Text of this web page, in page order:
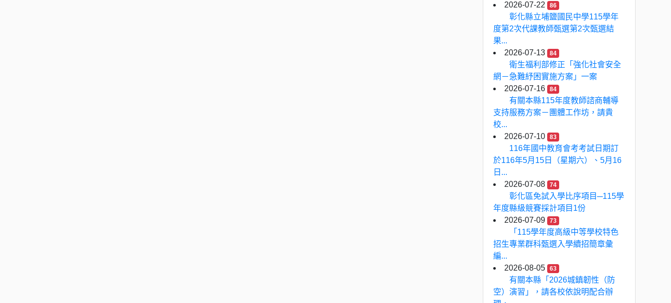
2026-07-22
86
彰化縣立埔鹽國民中學115學年
度第2次代課教師甄選第2次甄選結
果...
2026-07-13
84
衛生福利部修正「強化社會安全
網－急難紓困實施方案」一案
2026-07-16
84
有關本縣115年度教師諮商輔導
支持服務方案－團體工作坊，請貴
校...
2026-07-10
83
116年國中教育會考考試日期訂
於116年5月15日（星期六）、5月16
日...
2026-07-08
74
彰化區免試入學比序項目─115學
年度縣級競賽採計項目1份
2026-07-09
73
「115學年度高級中等學校特色
招生專業群科甄選入學續招簡章彙
編...
2026-08-05
63
有關本縣「2026城鎮韌性（防
空）演習」，請各校依說明配合辦